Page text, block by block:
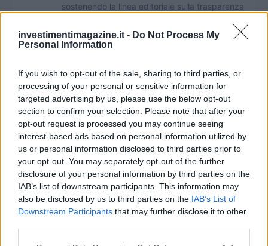
investimentimagazine.it - Do Not Process My
Personal Information
If you wish to opt-out of the sale, sharing to third parties, or
processing of your personal or sensitive information for
targeted advertising by us, please use the below opt-out
section to confirm your selection. Please note that after your
opt-out request is processed you may continue seeing
interest-based ads based on personal information utilized by
us or personal information disclosed to third parties prior to
your opt-out. You may separately opt-out of the further
disclosure of your personal information by third parties on the
IAB’s list of downstream participants. This information may
also be disclosed by us to third parties on the IAB’s List of
Downstream Participants that may further disclose it to other
sostenendo la linea editoriale sulla trasparenza
redazione un tratto pragmatico e un dettaglio
personale: conserva ancora taccuini degli